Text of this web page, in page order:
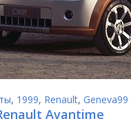
, 1999, Renault, Geneva99
Avantime